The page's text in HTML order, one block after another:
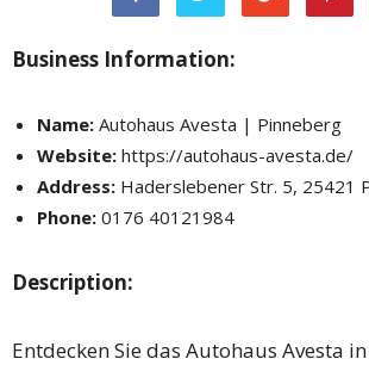
Business Information:
Name: Autohaus Avesta | Pinneberg
Website: https://autohaus-avesta.de/
Address: Haderslebener Str. 5, 25421
Phone: 0176 40121984
Description:
Entdecken Sie das Autohaus Avesta